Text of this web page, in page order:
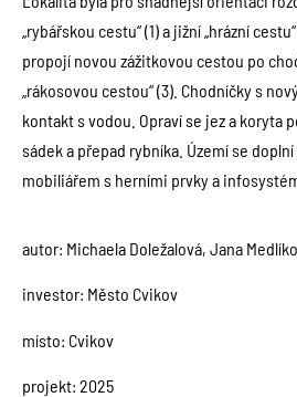
„rybářskou cestu“ (1) a jižní „hrázní
propojí novou zážitkovou cestou po
„rákosovou cestou“ (3). Chodníčky s
kontakt s vodou. Opraví se jez a koryta
sádek a přepad rybníka. Území se
mobiliářem s herními prvky a
autor: Michaela Doležalová, Jana
investor: Město Cvikov
místo: Cvikov
projekt: 2025